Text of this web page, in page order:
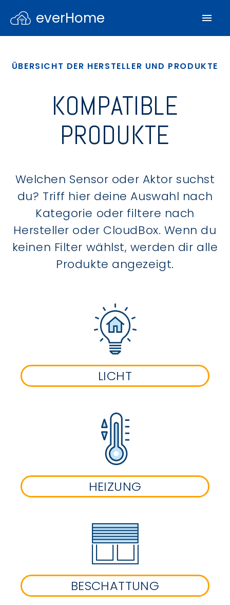
everHome
ÜBERSICHT DER HERSTELLER UND PRODUKTE
KOMPATIBLE
PRODUKTE
Welchen Sensor oder Aktor suchst
du? Triff hier deine Auswahl nach
Kategorie oder filtere nach
Hersteller oder CloudBox. Wenn du
keinen Filter wählst, werden dir alle
Produkte angezeigt.
LICHT
HEIZUNG
BESCHATTUNG